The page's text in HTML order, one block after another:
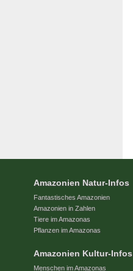
Amazonien Natur-Infos
Fantastisches Amazonien
Amazonien in Zahlen
Tiere im Amazonas
Pflanzen im Amazonas
Amazonien Kultur-Infos
Menschen im Amazonas